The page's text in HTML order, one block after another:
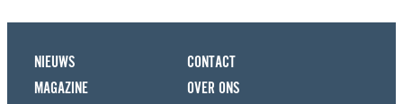
NIEUWS
MAGAZINE
CONTACT
OVER ONS